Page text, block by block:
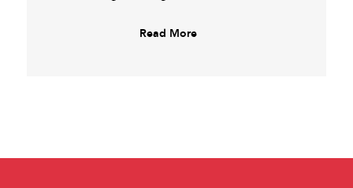
Read More